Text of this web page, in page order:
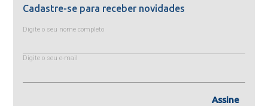
Cadastre-se para receber novidades
Digite o seu nome completo
Digite o seu e-mail
Assine